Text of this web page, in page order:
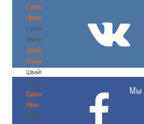
Сумникова
Ирина
Сумникова
Ирина
Швайбович
Елена
Швайбович
Елена
Едешко
Иван
Едешко
Мы